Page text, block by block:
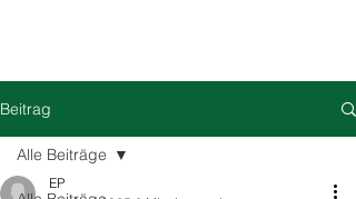
Beitrag
Alle Beiträge
EP